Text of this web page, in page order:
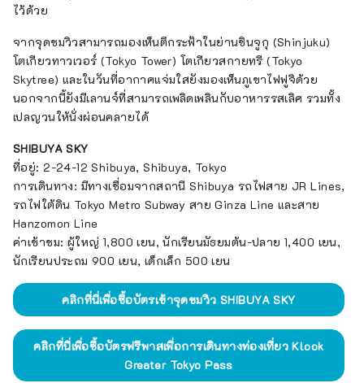
ไว้ด้วย
จากจุดชมวิวสามารถมองเห็นตึกระฟ้าในย่านชินจูกุ (Shinjuku)
โตเกียวทาวเวอร์ (Tokyo Tower) โตเกียวสกายทรี (Tokyo
Skytree) และในวันที่อากาศแจ่มใสยังมองเห็นภูเขาไฟฟูจิด้วย
นอกจากนี้ยังมีเลานจ์ที่สามารถเพลิดเพลินกับอาหารรสเลิศ รวมทั้ง
เปลญวนให้นั่งผ่อนคลายได้
SHIBUYA SKY
ที่อยู่: 2-24-12 Shibuya, Shibuya, Tokyo
การเดินทาง: มีทางเชื่อมจากสถานี Shibuya รถไฟสาย JR Lines,
รถไฟใต้ดิน Tokyo Metro Subway สาย Ginza Line และสาย
Hanzomon Line
ค่าเข้าชม: ผู้ใหญ่ 1,800 เยน, นักเรียนมัธยมต้น-ปลาย 1,400 เยน,
นักเรียนประถม 900 เยน, เด็กเล็ก 500 เยน
คลิกที่นี่เพื่อซื้อบัตรเข้าจุดชมวิว SHIBUYA SKY
คลิกที่นี่เพื่อซื้อบัตรฟรีพาสเพื่อการเดินทางท่องเที่ยว Klook
Greater Tokyo Pass